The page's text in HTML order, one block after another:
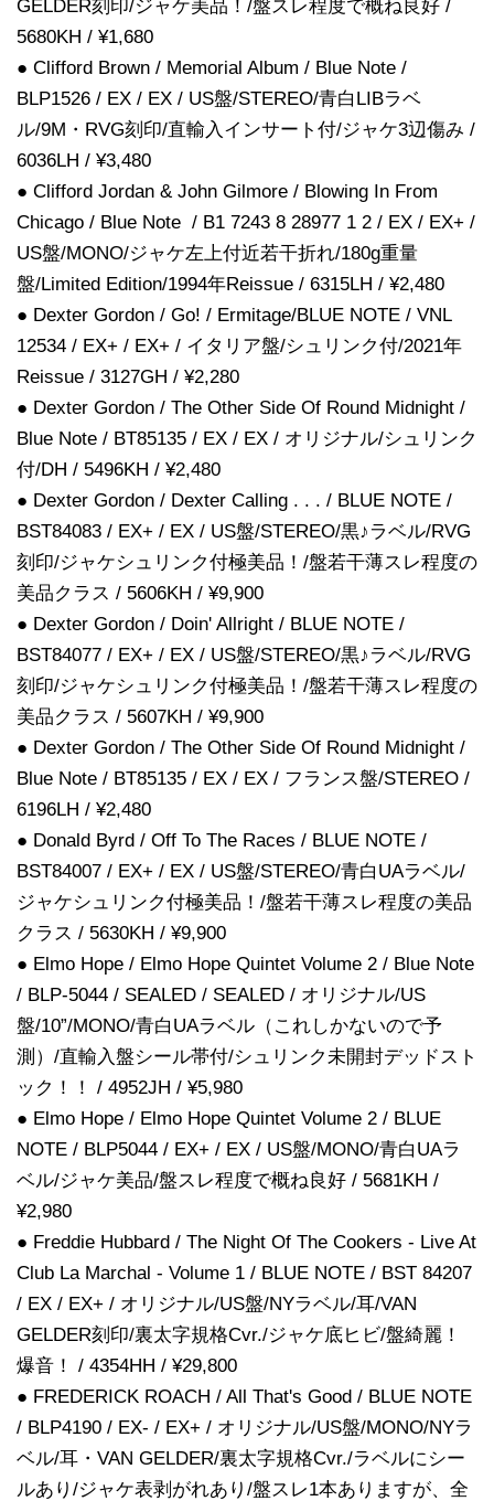
GELDER刻印/ジャケ美品！/盤スレ程度で概ね良好 /
5680KH / ¥1,680
● Clifford Brown / Memorial Album / Blue Note /
BLP1526 / EX / EX / US盤/STEREO/青白LIBラベ
ル/9M・RVG刻印/直輸入インサート付/ジャケ3辺傷み /
6036LH / ¥3,480
● Clifford Jordan & John Gilmore / Blowing In From
Chicago / Blue Note / B1 7243 8 28977 1 2 / EX / EX+ /
US盤/MONO/ジャケ左上付近若干折れ/180g重量
盤/Limited Edition/1994年Reissue / 6315LH / ¥2,480
● Dexter Gordon / Go! / Ermitage/BLUE NOTE / VNL
12534 / EX+ / EX+ / イタリア盤/シュリンク付/2021年
Reissue / 3127GH / ¥2,280
● Dexter Gordon / The Other Side Of Round Midnight /
Blue Note / BT85135 / EX / EX / オリジナル/シュリンク
付/DH / 5496KH / ¥2,480
● Dexter Gordon / Dexter Calling . . . / BLUE NOTE /
BST84083 / EX+ / EX / US盤/STEREO/黒♪ラベル/RVG
刻印/ジャケシュリンク付極美品！/盤若干薄スレ程度の
美品クラス / 5606KH / ¥9,900
● Dexter Gordon / Doin' Allright / BLUE NOTE /
BST84077 / EX+ / EX / US盤/STEREO/黒♪ラベル/RVG
刻印/ジャケシュリンク付極美品！/盤若干薄スレ程度の
美品クラス / 5607KH / ¥9,900
● Dexter Gordon / The Other Side Of Round Midnight /
Blue Note / BT85135 / EX / EX / フランス盤/STEREO /
6196LH / ¥2,480
● Donald Byrd / Off To The Races / BLUE NOTE /
BST84007 / EX+ / EX / US盤/STEREO/青白UAラベル/
ジャケシュリンク付極美品！/盤若干薄スレ程度の美品
クラス / 5630KH / ¥9,900
● Elmo Hope / Elmo Hope Quintet Volume 2 / Blue Note
/ BLP-5044 / SEALED / SEALED / オリジナル/US
盤/10”/MONO/青白UAラベル（これしかないので予
測）/直輸入盤シール帯付/シュリンク未開封デッドスト
ック！！ / 4952JH / ¥5,980
● Elmo Hope / Elmo Hope Quintet Volume 2 / BLUE
NOTE / BLP5044 / EX+ / EX / US盤/MONO/青白UAラ
ベル/ジャケ美品/盤スレ程度で概ね良好 / 5681KH /
¥2,980
● Freddie Hubbard / The Night Of The Cookers - Live At
Club La Marchal - Volume 1 / BLUE NOTE / BST 84207
/ EX / EX+ / オリジナル/US盤/NYラベル/耳/VAN
GELDER刻印/裏太字規格Cvr./ジャケ底ヒビ/盤綺麗！
爆音！ / 4354HH / ¥29,800
● FREDERICK ROACH / All That's Good / BLUE NOTE
/ BLP4190 / EX- / EX+ / オリジナル/US盤/MONO/NYラ
ベル/耳・VAN GELDER/裏太字規格Cvr./ラベルにシー
ルあり/ジャケ表剥がれあり/盤スレ1本ありますが、全